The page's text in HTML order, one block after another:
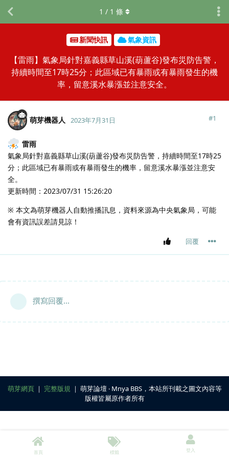
新聞快訊 氣象資訊
【雷雨】氣象局針對嘉義縣草山溪(葫蘆谷)發布災防告警，
持續時間至17時25分；此區域已有暴雨或有暴雨發生的機
率，留意溪水暴漲並注意安全。
1 / 1 條
萌芽機器人 2023年7月31日 #1
雷雨
氣象局針對嘉義縣草山溪(葫蘆谷)發布災防告警，持續時間至17時25
分；此區域已有暴雨或有暴雨發生的機率，留意溪水暴漲並注意安
全。
更新時間：2023/07/31 15:26:20
※ 本文為萌芽機器人自動推播訊息，資料來源為中央氣象局，可能
會有資訊誤差請見諒！
回覆
撰寫回覆...
萌芽網頁｜ 完整版規 ｜ 萌芽論壇 ‧ Mnya BBS，本站所刊載之圖文內容等
版權皆屬原作者所有
首頁 標籤 登入